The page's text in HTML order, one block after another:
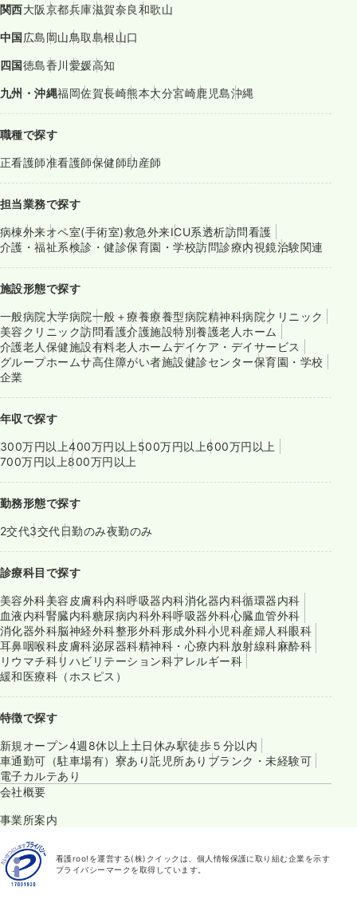
関西大阪京都兵庫滋賀奈良和歌山
中国広島岡山鳥取島根山口
四国徳島香川愛媛高知
九州・沖縄福岡佐賀長崎熊本大分宮崎鹿児島沖縄
職種で探す
正看護師准看護師保健師助産師
担当業務で探す
病棟外来オペ室(手術室)救急外来ICU系透析訪問看護
介護・福祉系検診・健診保育園・学校訪問診療内視鏡治験関連
施設形態で探す
一般病院大学病院一般＋療養療養型病院精神科病院クリニック
美容クリニック訪問看護介護施設特別養護老人ホーム
介護老人保健施設有料老人ホームデイケア・デイサービス
グループホームサ高住障がい者施設健診センター保育園・学校
企業
年収で探す
300万円以上400万円以上 500万円以上600万円以上
700万円以上800万円以上
勤務形態で探す
2交代3交代日勤のみ夜勤のみ
診療科目で探す
美容外科美容皮膚科内科呼吸器内科消化器内科循環器内科
血液内科腎臓内科糖尿病内科外科呼吸器外科心臓血管外科
消化器外科脳神経外科整形外科形成外科小児科産婦人科眼科
耳鼻咽喉科皮膚科泌尿器科精神科・心療内科放射線科麻酔科
リウマチ科リハビリテーション科アレルギー科
緩和医療科（ホスピス）
特徴で探す
新規オープン4週8休以上 土日休み駅徒歩５分以内
車通勤可（駐車場有） 寮あり託児所あり ブランク・未経験可
電子カルテあり
会社概要
事業所案内
看護roo!を運営する(株)クイックは、個人情報保護に取り組む企業を示す
プライバシーマークを取得しています。